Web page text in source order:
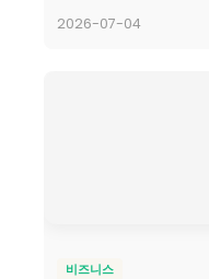
2026-07-04
비즈니스